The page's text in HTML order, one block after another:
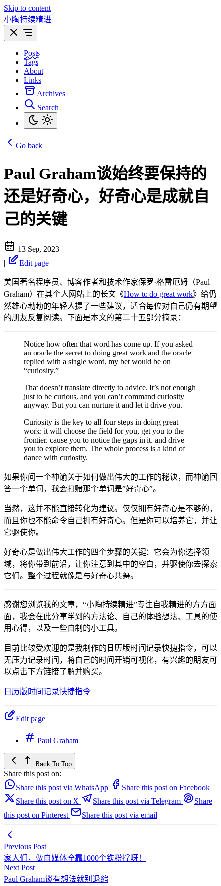
Skip to content
小陶持续精进
Posts
Tags
About
Links
Archives
Search
Go back
Paul Graham谈始终要保持的
还是好奇心，好奇心是成就自
己的关键
13 Sep, 2023
|
Edit page
美国著名程序员、博客作者和技术作家保罗·格雷厄姆（Paul
Graham）在其个人网站上的长文《How to do great work》给仍
然雄心勃勃的年轻人提了一些建议，适合每位对自己仍有期望
的朋友反复阅读。下面是本文的第二十五部分摘录：
Notice how often that word has come up. If you asked
an oracle the secret to doing great work and the oracle
replied with a single word, my bet would be on
“curiosity.”
That doesn’t translate directly to advice. It’s not enough
just to be curious, and you can’t command curiosity
anyway. But you can nurture it and let it drive you.
Curiosity is the key to all four steps in doing great
work: it will choose the field for you, get you to the
frontier, cause you to notice the gaps in it, and drive
you to explore them. The whole process is a kind of
dance with curiosity.
如果你问一个神谕关于如何做出伟大的工作的秘诀，而神谕回
答一个单词，我会打赌那个单词是”好奇心”。
当然，这并不能直接转化为建议。仅仅拥有好奇心是不够的，
而且你也不能命令自己拥有好奇心。但是你可以培养它，并让
它驱使你。
好奇心是做出伟大工作的四个步骤的关键：它会为你选择领
域，将你带到前沿，让你注意到其中的空白，并驱使你去探索
它们。整个过程就像是与好奇心共舞。
感谢您浏览我的文章，“小陶持续精进”专注自我精进的方方面
面，我会在此分享学到的方法论、自己的体验想法、工具的使
用心得，以及一些自制的小工具。
目前比较受欢迎的是我制作的日历版时间记录快捷指令，可以
无压力记录时间，将自己的时间开销可视化，有兴趣的朋友可
以点击下方链接了解并购买。
日历版时间记录快捷指令
Edit page
Paul Graham
Back To Top
Share this post on:
Share this post via WhatsApp
Share this post on Facebook
Share this post on X
Share this post via Telegram
Share
this post on Pinterest
Share this post via email
Previous Post
家人们，做自媒体全靠1000个铁粉撑呀！
Next Post
Paul Graham谈有想法就别退缩